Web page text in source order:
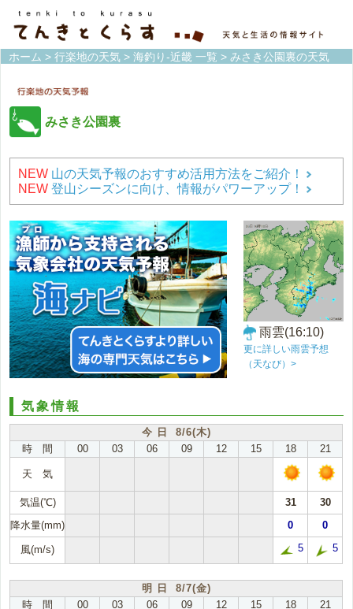
ホーム > 行楽地の天気 > 海釣り-近畿 一覧 > みさき公園裏の天気
みさき公園裏
NEW 山の天気予報のおすすめ活用方法をご紹介！
NEW 登山シーズンに向け、情報がパワーアップ！
雨雲(16:10)
更に詳しい雨雲予想
（天なび）>
気象情報
今 日 8/6(木)
時 間
00 03 06 09 12 15 18 21
天 気
気温(℃) 31
30
降水量(mm)
0 0
風(m/s) 5 5
明 日 8/7(金)
時 間
00 03 06 09 12 15 18 21